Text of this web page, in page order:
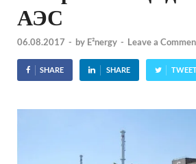
АЭС
06.08.2017 - by E²nergy - Leave a
SHARE SHARE